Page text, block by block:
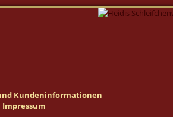
Kundeninformationen
Impressum